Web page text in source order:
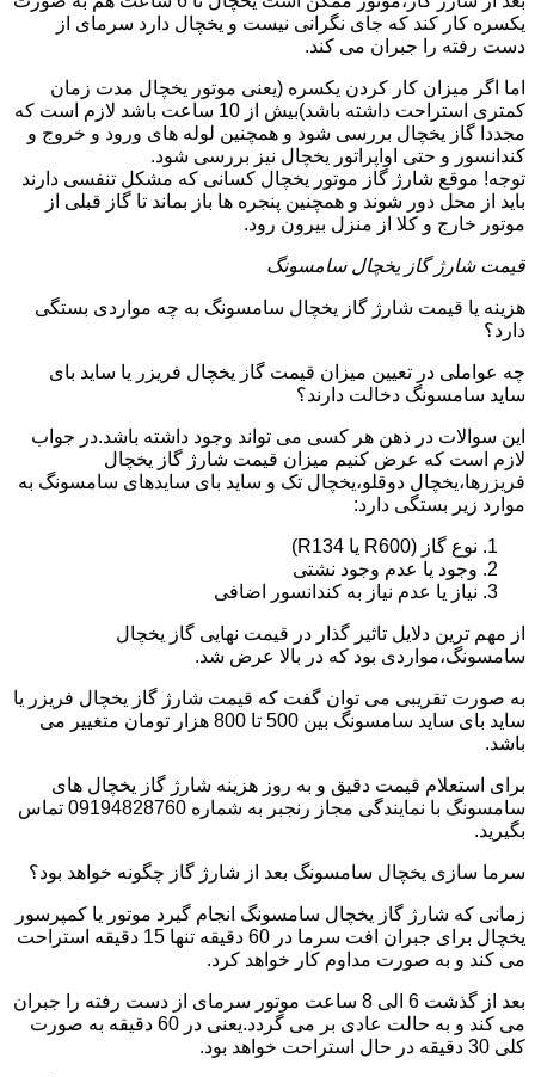
یکسره کار کند که جای نگرانی نیست و یخچال دارد سرمای از
دست رفته را جبران می کند.
اما اگر میزان کار کردن یکسره (یعنی موتور یخچال مدت زمان
کمتری استراحت داشته باشد)بیش از 10 ساعت باشد لازم است که
مجددا گاز یخچال بررسی شود و همچنین لوله های ورود و خروج و
کندانسور و حتی اواپراتور یخچال نیز بررسی شود.
توجه! موقع شارژ گاز موتور یخچال کسانی که مشکل تنفسی دارند
باید از محل دور شوند و همچنین پنجره ها باز بماند تا گاز قبلی از
موتور خارج و کلا از منزل بیرون رود.
قیمت شارژ گاز یخچال سامسونگ
هزینه یا قیمت شارژ گاز یخچال سامسونگ به چه مواردی بستگی
دارد؟
چه عواملی در تعیین میزان قیمت گاز یخچال فریزر یا ساید بای
ساید سامسونگ دخالت دارند؟
این سوالات در ذهن هر کسی می تواند وجود داشته باشد.در جواب
لازم است که عرض کنیم میزان قیمت شارژ گاز یخچال
فریزرها،یخچال دوقلو،یخچال تک و ساید بای سایدهای سامسونگ به
موارد زیر بستگی دارد:
نوع گاز (R600 یا R134)
وجود یا عدم وجود نشتی
نیاز یا عدم نیاز به کندانسور اضافی
از مهم ترین دلایل تاثیر گذار در قیمت نهایی گاز یخچال
سامسونگ،مواردی بود که در بالا عرض شد.
به صورت تقریبی می توان گفت که قیمت شارژ گاز یخچال فریزر یا
ساید بای ساید سامسونگ بین 500 تا 800 هزار تومان متغییر می
باشد.
برای استعلام قیمت دقیق و به روز هزینه شارژ گاز یخچال های
سامسونگ با نمایندگی مجاز رنجبر به شماره 09194828760 تماس
بگیرید.
سرما سازی یخچال سامسونگ بعد از شارژ گاز چگونه خواهد بود؟
زمانی که شارژ گاز یخچال سامسونگ انجام گیرد موتور یا کمپرسور
یخچال برای جبران افت سرما در 60 دقیقه تنها 15 دقیقه استراحت
می کند و به صورت مداوم کار خواهد کرد.
بعد از گذشت 6 الی 8 ساعت موتور سرمای از دست رفته را جبران
می کند و به حالت عادی بر می گردد.یعنی در 60 دقیقه به صورت
کلی 30 دقیقه در حال استراحت خواهد بود.